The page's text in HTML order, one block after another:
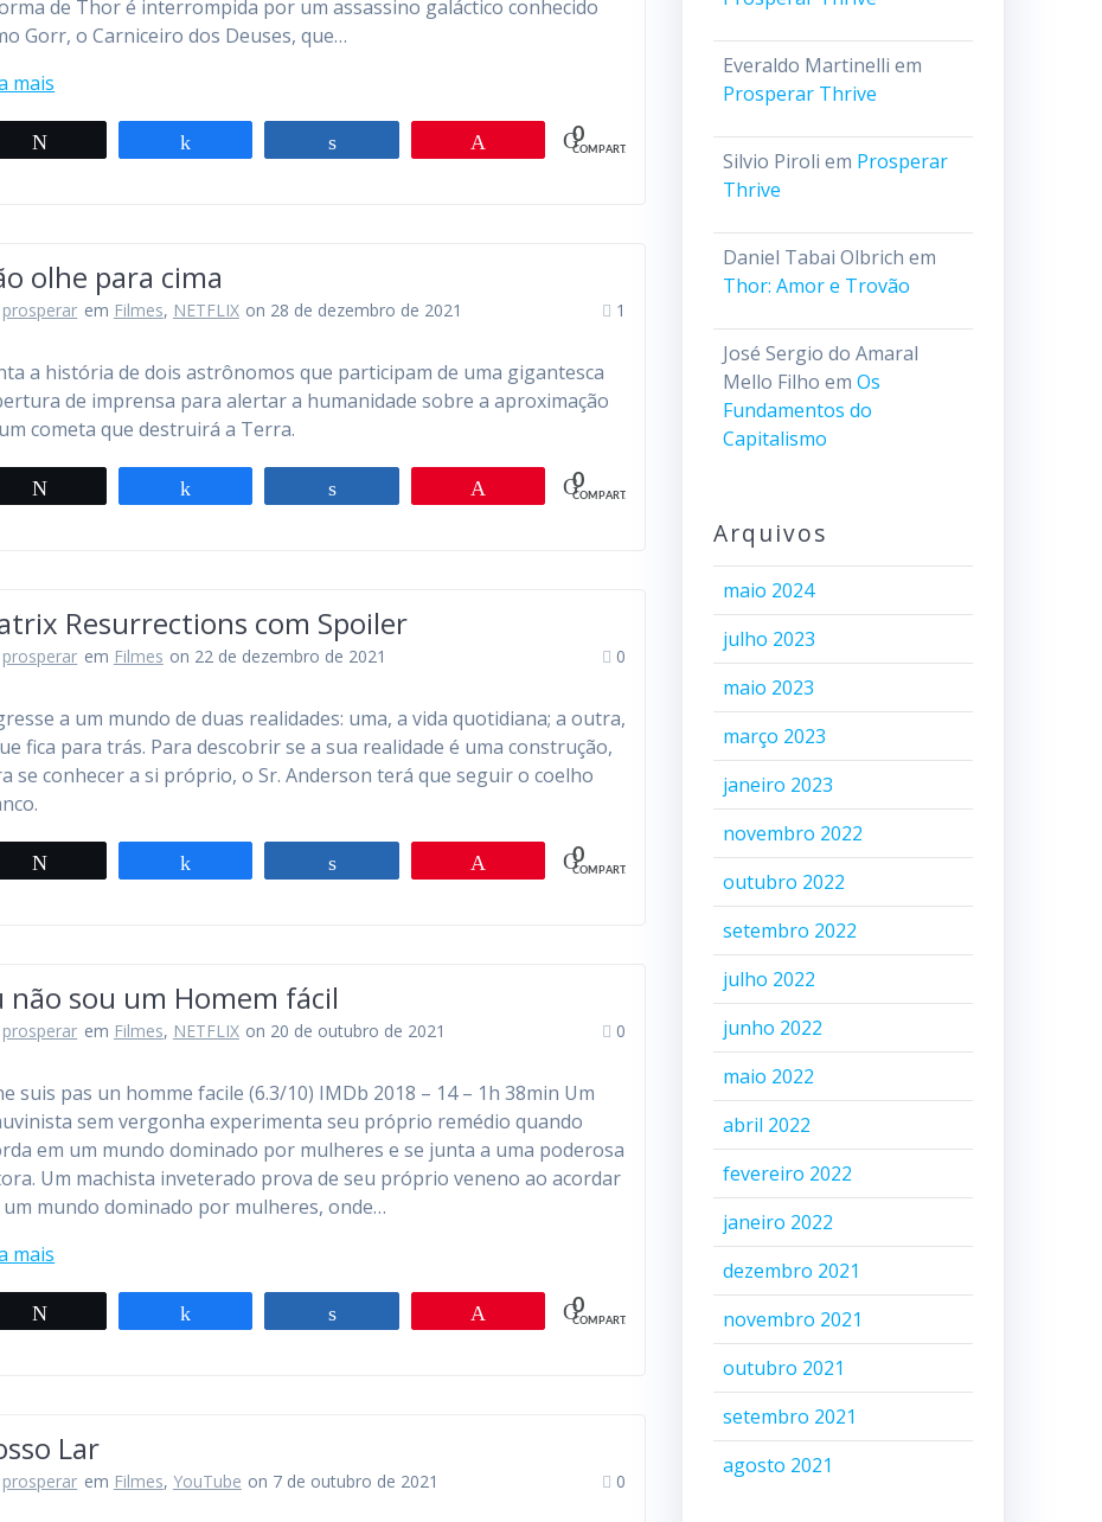
de Thor é interrompida por um assassino galáctico conhecido
Gorr, o Carniceiro dos Deuses, que…
mais
0
COMPART.
olhe para cima
prosperar em Filmes, NETFLIX on 28 de dezembro de 2021 1
a história de dois astrônomos que participam de uma gigantesca
de imprensa para alertar a humanidade sobre a aproximação
cometa que destruirá a Terra.
0
COMPART.
Resurrections com Spoiler
prosperar em Filmes on 22 de dezembro de 2021 0
a um mundo de duas realidades: uma, a vida quotidiana; a outra,
fica para trás. Para descobrir se a sua realidade é uma construção,
se conhecer a si próprio, o Sr. Anderson terá que seguir o coelho
0
COMPART.
não sou um Homem fácil
prosperar em Filmes, NETFLIX on 20 de outubro de 2021 0
suis pas un homme facile (6.3/10) IMDb 2018 – 14 – 1h 38min Um
sem vergonha experimenta seu próprio remédio quando
em um mundo dominado por mulheres e se junta a uma poderosa
Um machista inveterado prova de seu próprio veneno ao acordar
um mundo dominado por mulheres, onde…
mais
0
COMPART.
Lar
prosperar em Filmes, YouTube on 7 de outubro de 2021 0
Everaldo Martinelli em
Prosperar Thrive
Silvio Piroli em Prosperar
Thrive
Daniel Tabai Olbrich em
Thor: Amor e Trovão
José Sergio do Amaral
Mello Filho em Os
Fundamentos do
Capitalismo
Arquivos
maio 2024
julho 2023
maio 2023
março 2023
janeiro 2023
novembro 2022
outubro 2022
setembro 2022
julho 2022
junho 2022
maio 2022
abril 2022
fevereiro 2022
janeiro 2022
dezembro 2021
novembro 2021
outubro 2021
setembro 2021
agosto 2021